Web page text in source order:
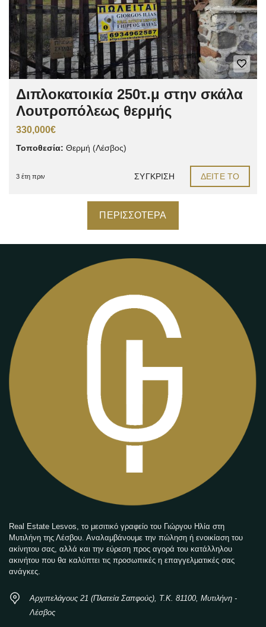
Διπλοκατοικία 250τ.μ στην σκάλα
Λουτροπόλεως θερμής
330,000€
Τοποθεσία: Θερμή (Λέσβος)
3 έτη πριν ΣΎΓΚΡΙΣΗ ΔΕΊΤΕ ΤΟ
ΠΕΡΙΣΣΌΤΕΡΑ
Real Estate Lesvos, το μεσιτικό γραφείο του Γιώργου Ηλία στη
Μυτιλήνη της Λέσβου. Αναλαμβάνουμε την πώληση ή ενοικίαση του
ακίνητου σας, αλλά και την εύρεση προς αγορά του κατάλληλου
ακινήτου που θα καλύπτει τις προσωπικές η επαγγελματικές σας
ανάγκες.
Αρχιπελάγους 21 (Πλατεία Σαπφούς), Τ.Κ. 81100, Μυτιλήνη -
Λέσβος